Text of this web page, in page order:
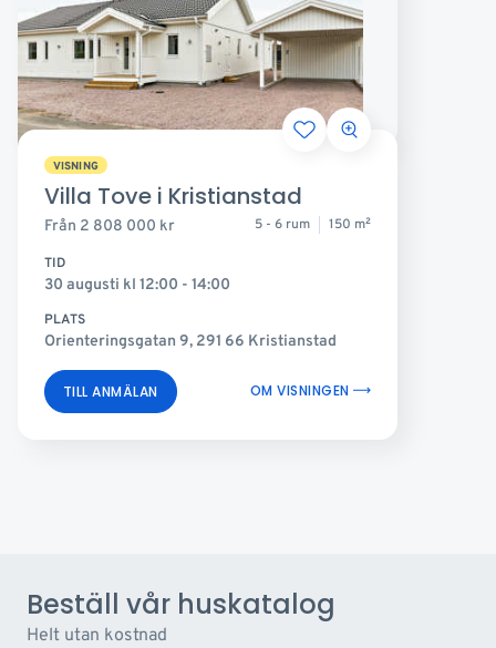
VISNING
Villa Tove i Kristianstad
Från 2 808 000 kr 5 - 6 rum 150 m2
TID
30 augusti kl 12:00 - 14:00
PLATS
Orienteringsgatan 9, 291 66 Kristianstad
TILL ANMÄLAN OM VISNINGEN
Beställ vår huskatalog
Helt utan kostnad